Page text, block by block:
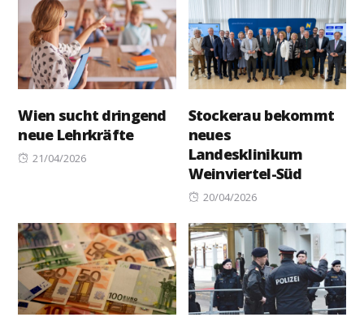
Wien sucht dringend
neue Lehrkräfte
Posted
21/04/2026
Stockerau bekommt
neues
Landesklinikum
Weinviertel-Süd
Posted
20/04/2026